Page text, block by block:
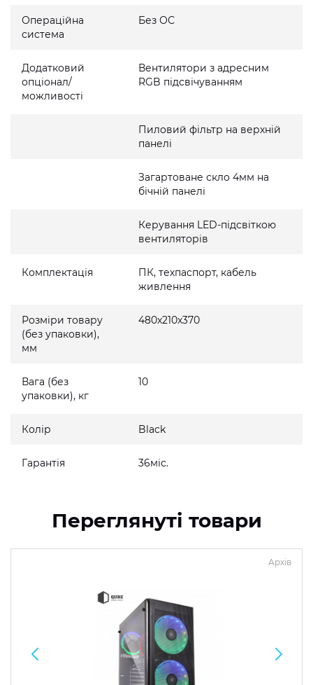
Операційна
система
Без ОС
Додатковий
опціонал/
можливості
Вентилятори з адресним
RGB підсвічуванням
Пиловий фільтр на верхній
панелі
Загартоване скло 4мм на
бічній панелі
Керування LED-підсвіткою
вентиляторів
Комплектація
ПК, техпаспорт, кабель
живлення
Розміри товару
(без упаковки),
мм
480x210x370
Вага (без
упаковки), кг
10
Колір Black
Гарантія 36міс.
Переглянуті товари
Архів